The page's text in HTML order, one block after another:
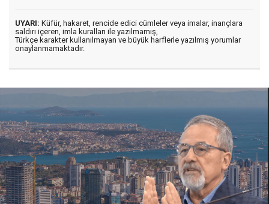
UYARI: Küfür, hakaret, rencide edici cümleler veya imalar, inançlara
saldırı içeren, imla kuralları ile yazılmamış,
Türkçe karakter kullanılmayan ve büyük harflerle yazılmış yorumlar
onaylanmamaktadır.